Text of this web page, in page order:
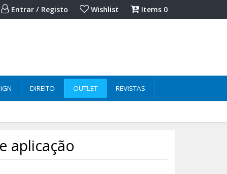
Entrar / Registo Wishlist Items 0
DIREITO OUTLET REVISTAS
aplicação